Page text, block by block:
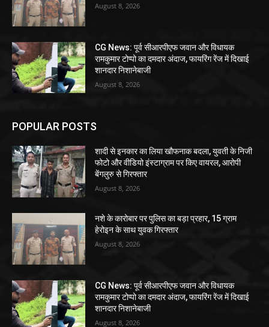
August 8, 2026
CG News: पूर्व सीआरपीएफ जवान और विधायक
रामकुमार टोप्पो का दमदार अंदाज, फायरिंग रेंज में दिखाई
शानदार निशानेबाजी
August 8, 2026
POPULAR POSTS
शादी से इनकार का लिया खौफनाक बदला, युवती के निजी
फोटो और वीडियो इंस्टाग्राम पर किए वायरल, आरोपी
बेंगलुरु से गिरफ्तार
August 8, 2026
नशे के कारोबार पर पुलिस का बड़ा प्रहार, 15 ग्राम
हेरोइन के साथ युवक गिरफ्तार
August 8, 2026
CG News: पूर्व सीआरपीएफ जवान और विधायक
रामकुमार टोप्पो का दमदार अंदाज, फायरिंग रेंज में दिखाई
शानदार निशानेबाजी
August 8, 2026